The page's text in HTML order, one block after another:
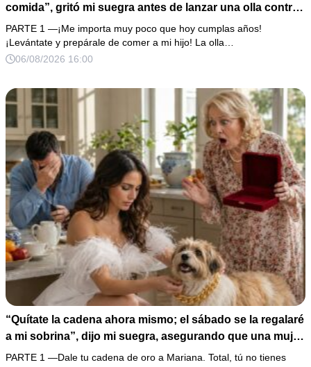
comida”, gritó mi suegra antes de lanzar una olla contra
mi cama. Mi esposo regresó horas después oliendo al
perfume de su amante, seguro de que yo lo perdonaría.
Pero yo ya tenía 3 copias de los estados de cuenta y una
PARTE 1 —¡Me importa muy poco que hoy cumplas años!
¡Levántate y prepárale de comer a mi hijo! La olla…
06/08/2026 16:00
“Quítate la cadena ahora mismo; el sábado se la regalaré
a mi sobrina”, dijo mi suegra, asegurando que una mujer
con las manos marcadas por espinas no merecía 50
PARTE 1 —Dale tu cadena de oro a Mariana. Total, tú no tienes